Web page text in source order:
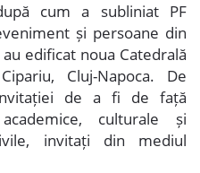
cum a subliniat PF
și persoane din
edificat noua Catedrală
Cluj-Napoca. De
de a fi de față
culturale și
invitați din mediul